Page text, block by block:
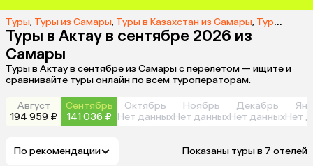
Туры, Туры из Самары, Туры в Казахстан из Самары, Туры в Актау из Самары
Туры в Актау в сентябре 2026 из
Самары
Туры в Актау в сентябре из Самары с перелетом — ищите и
сравнивайте туры онлайн по всем туроператорам.
Август
194 959 ₽
Сентябрь
141 036 ₽
Октябрь
Нет данных
Ноябрь
Нет данных
Декабрь
Нет данныхНет
По рекомендации Показаны туры в 7 отелей